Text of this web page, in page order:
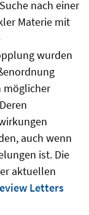
nach einer
Materie mit
wurden
möglicher
auch wenn
ist. Die
aktuellen
Letters